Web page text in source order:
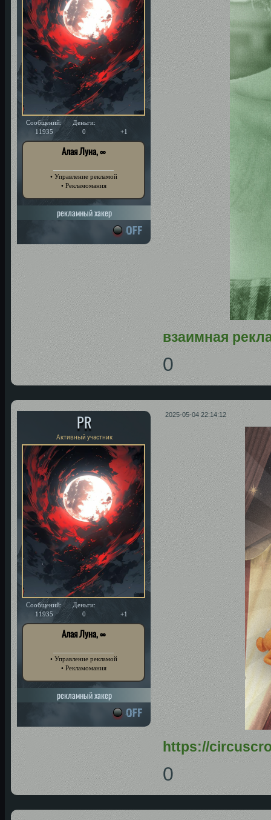
Сообщений:
11935
Деньги:
0
+1
Алая Луна, ∞
• Управление рекламой
• Рекламомания
рекламный хакер
взаимная
0
2025-05-04 22:14:12
PR
Активный участник
Сообщений:
11935
Деньги:
0
+1
Алая Луна, ∞
• Управление рекламой
• Рекламомания
рекламный хакер
https://
0